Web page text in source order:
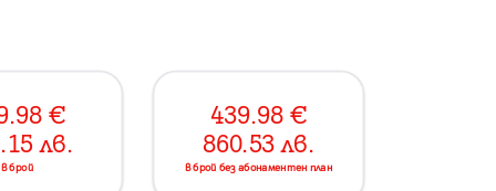
€
лв.
в брой
439.98 €
860.53 лв.
в брой без абонаментен план